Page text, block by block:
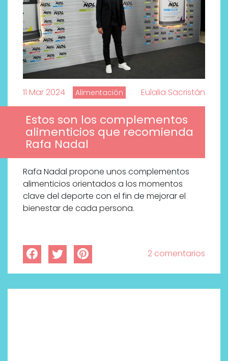
11 Mar 2024 Alimentación Eulalia Sacristán
Estos son los complementos
alimenticios que recomienda
Rafa Nadal
Rafa Nadal propone unos complementos
alimenticios orientados a los momentos
clave del deporte con el fin de mejorar el
bienestar de cada persona.
2 comentarios